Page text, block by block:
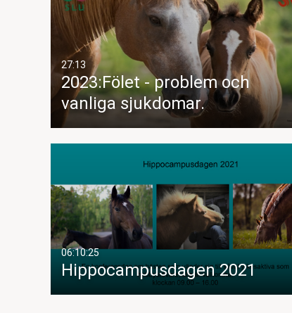
27:13
2023:Fölet - problem och
vanliga sjukdomar.
06:10:25
Hippocampusdagen 2021